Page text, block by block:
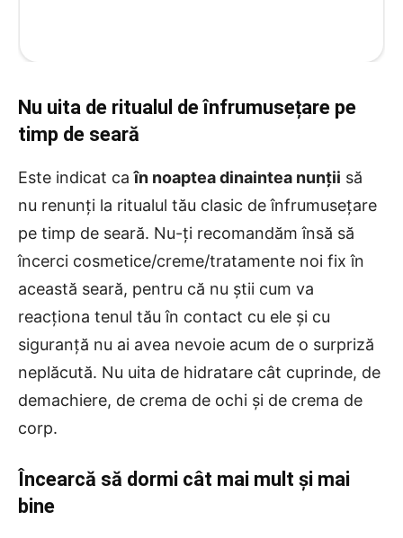
Nu uita de ritualul de înfrumusețare pe
timp de seară
Este indicat caîn noaptea dinaintea nunții să
nu renunți la ritualul tău clasic de înfrumusețare
pe timp de seară. Nu-ți recomandăm însă să
încerci cosmetice/creme/tratamente noi fix în
această seară, pentru că nu știi cum va
reacționa tenul tău în contact cu ele și cu
siguranță nu ai avea nevoie acum de o surpriză
neplăcută. Nu uita de hidratare cât cuprinde, de
demachiere, de crema de ochi și de crema de
corp.
Încearcă să dormi cât mai mult și mai
bine